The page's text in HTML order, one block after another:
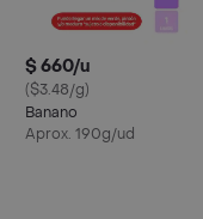
$ 660/u
($3.48/g)
Banano
Aprox. 190g/ud